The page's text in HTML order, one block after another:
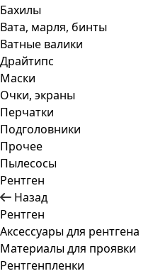
Бахилы
Вата, марля, бинты
Ватные валики
Драйтипс
Маски
Очки, экраны
Перчатки
Подголовники
Прочее
Пылесосы
Рентген
Назад
Рентген
Аксессуары для рентгена
Материалы для проявки
Рентгенпленки